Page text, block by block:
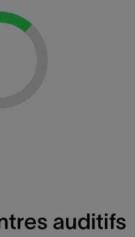
auditifs